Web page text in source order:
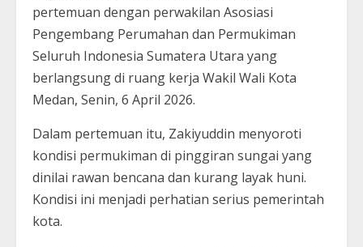
pertemuan dengan perwakilan Asosiasi
Pengembang Perumahan dan Permukiman
Seluruh Indonesia Sumatera Utara yang
berlangsung di ruang kerja Wakil Wali Kota
Medan, Senin, 6 April 2026.
Dalam pertemuan itu, Zakiyuddin menyoroti
kondisi permukiman di pinggiran sungai yang
dinilai rawan bencana dan kurang layak huni.
Kondisi ini menjadi perhatian serius pemerintah
kota.